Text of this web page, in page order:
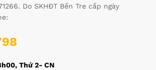
Do SKHĐT Bến Tre cấp ngày
Thứ 2- CN